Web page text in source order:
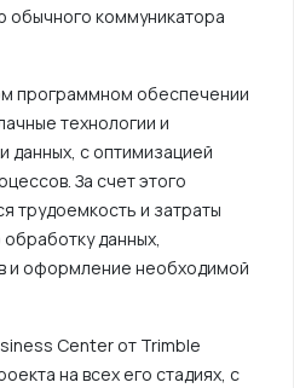
обычного коммуникатора
программном обеспечении
технологии и
данных, с оптимизацией
За счет этого
трудоемкость и затраты
данных,
и оформление необходимой
Center от Trimble
на всех его стадиях, с